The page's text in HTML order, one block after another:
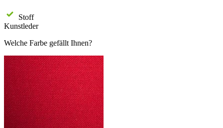
Stoff
Kunstleder
Welche Farbe gefällt Ihnen?